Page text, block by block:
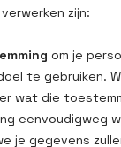
zijn:
om je
te gebruiken.
wat die
eenvoudigweg
je gegevens